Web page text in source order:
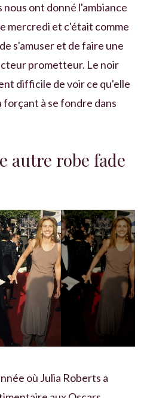
ont donné l'ambiance
mercredi et c'était comme
s'amuser et de faire une
prometteur. Le noir
difficile de voir ce qu'elle
à se fondre dans
autre robe fade
où Julia Roberts a